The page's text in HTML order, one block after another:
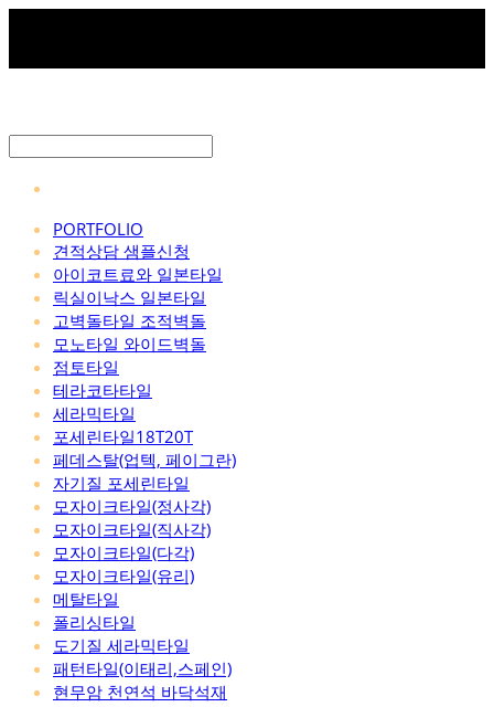
PORTFOLIO
견적상담 샘플신청
아이코트료와 일본타일
릭실이낙스 일본타일
고벽돌타일 조적벽돌
모노타일 와이드벽돌
점토타일
테라코타타일
세라믹타일
포세린타일18T20T
페데스탈(업텍, 페이그란)
자기질 포세린타일
모자이크타일(정사각)
모자이크타일(직사각)
모자이크타일(다각)
모자이크타일(유리)
메탈타일
폴리싱타일
도기질 세라믹타일
패턴타일(이태리,스페인)
현무암 천연석 바닥석재